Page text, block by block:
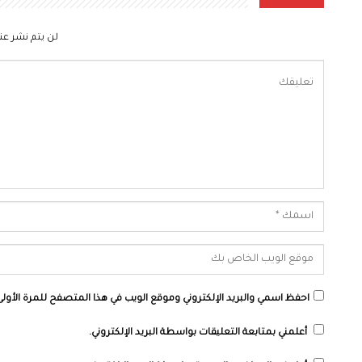
لن يتم نشر
احفظ اسمي والبريد الإلكتروني وموقع الويب في هذا المتصفح للمرة
أعلمني بمتابعة التعليقات بواسطة البريد الإلكتروني.